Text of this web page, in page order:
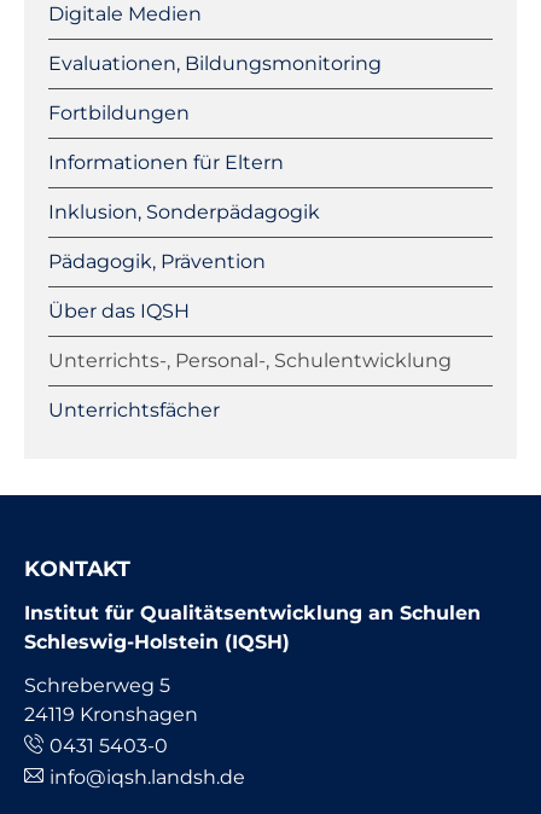
Digitale Medien
Evaluationen, Bildungsmonitoring
Fortbildungen
Informationen für Eltern
Inklusion, Sonderpädagogik
Pädagogik, Prävention
Über das IQSH
Unterrichts-, Personal-, Schulentwicklung
Unterrichtsfächer
KONTAKT
Institut für Qualitätsentwicklung an Schulen
Schleswig-Holstein (IQSH)
Schreberweg 5
24119 Kronshagen
0431 5403-0
info@iqsh.landsh.de